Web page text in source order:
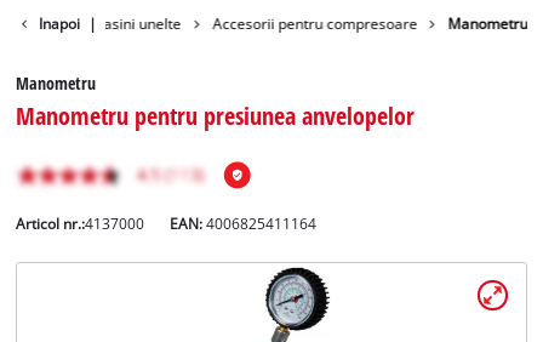
Inapoi |
pentru masini unelte Accesorii pentru compresoare Manometru
Manometru
Manometru pentru presiunea anvelopelor
Articol nr.:4137000 EAN:4006825411164